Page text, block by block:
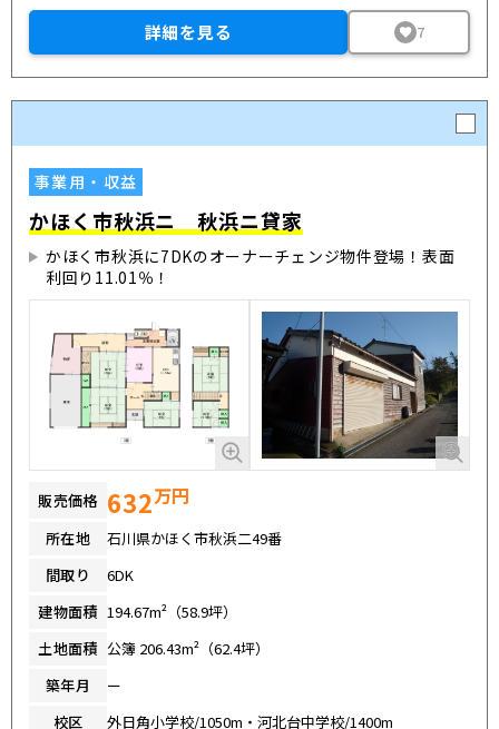
詳細を見る 7
事業用・収益
かほく市秋浜ニ 秋浜ニ貸家
かほく市秋浜に7DKのオーナーチェンジ物件登場！表面
利回り11.01％！
販売価格 632万円
所在地
石川県かほく市秋浜二49番
間取り
6DK
建物面積 194.67m²（58.9坪）
土地面積 公簿 206.43m²（62.4坪）
築年月
ー
校区
外日角小学校/1050m・河北台中学校/1400m